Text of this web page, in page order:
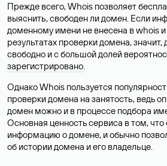
Прежде всего, Whois позволяет
выяснить, свободен ли домен. Если
доменному имени не внесена в whois
результатах проверки домена,
свободно и с большой долей
зарегистрировано.
Однако Whois пользуется
проверки домена на занятость, ведь
домен можно и в процессе подбора
Основная ценность сервиса в том,
информацию о домене, и обычно
об истории домена и его владельце.